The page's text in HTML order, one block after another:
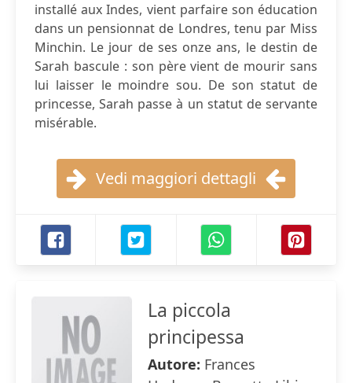
installé aux Indes, vient parfaire son éducation
dans un pensionnat de Londres, tenu par Miss
Minchin. Le jour de ses onze ans, le destin de
Sarah bascule : son père vient de mourir sans
lui laisser le moindre sou. De son statut de
princesse, Sarah passe à un statut de servante
misérable.
Vedi maggiori dettagli
La piccola
principessa
Autore: Frances